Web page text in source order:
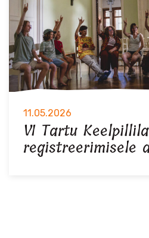
11.05.2026
VI Tartu
registreerimisele